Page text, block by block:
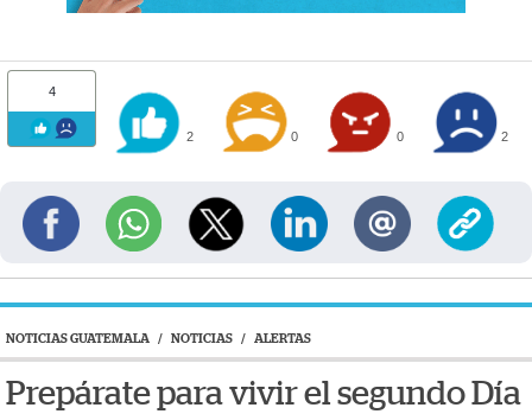
4
2 0 0 2
NOTICIAS GUATEMALA / NOTICIAS / ALERTAS
Prepárate para vivir el segundo Día